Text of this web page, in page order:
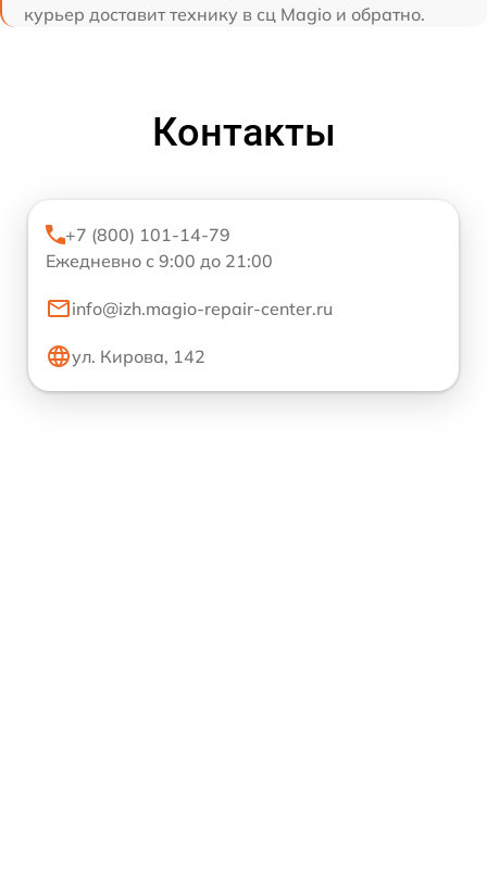
курьер доставит технику в сц Magio и обратно.
Контакты
+7 (800) 101-14-79
Ежедневно с 9:00 до 21:00
info@izh.magio-repair-center.ru
ул. Кирова, 142